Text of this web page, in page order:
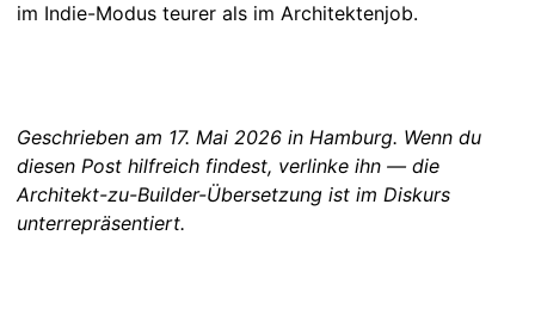
im Indie-Modus teurer als im Architektenjob.
Geschrieben am 17. Mai 2026 in Hamburg. Wenn du
diesen Post hilfreich findest, verlinke ihn — die
Architekt-zu-Builder-Übersetzung ist im Diskurs
unterrepräsentiert.